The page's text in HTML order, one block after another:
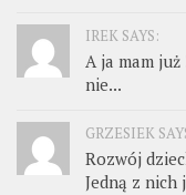
IREK SAYS:
A ja mam
nie...
GRZESIEK
Rozwój
Jedną z nich